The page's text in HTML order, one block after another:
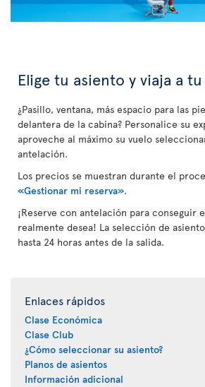
Elige tu asiento y viaja a
¿Pasillo, ventana, más espacio para las
delantera de la cabina? Personalice su
aproveche al máximo su vuelo
antelación.
Los precios se muestran durante el
«Gestionar mi reserva».
¡Reserve con antelación para conseguir
realmente desea! La selección de
hasta 24 horas antes de la salida.
Enlaces rápidos
Clase Económica
Clase Club
¿Cómo seleccionar su asiento?
Planos de asientos
Información adicional